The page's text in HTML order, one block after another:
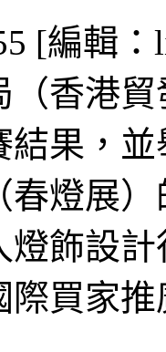
[編輯：
香港
結果，
春燈展
燈飾設
際買家